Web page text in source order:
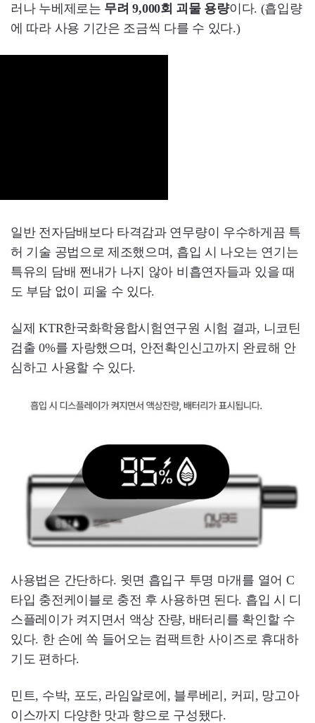
러나 누베제로는 무려 9,000회 괴물 용량이다. (흡입량
에 따라 사용 기간은 조금씩 다를 수 있다.)
일반 전자담배보다 타격감과 연무량이 우수하게끔 특
허 기술 공법으로 제조했으며, 흡입 시 나오는 연기는
특유의 담배 쩐내가 나지 않아 비흡연자들과 있을 때
도 부담 없이 피울 수 있다.
실제 KTR한국화학융합시험연구원 시험 결과, 니코틴
검출 0%를 자랑했으며, 안전확인신고까지 완료해 안
심하고 사용할 수 있다.
사용법은 간단하다. 윗면 흡입구 투명 마개를 열어 C
타입 충전케이블로 충전 후 사용하면 된다. 흡입 시 디
스플레이가 켜지면서 액상 잔량, 배터리를 확인할 수
있다. 한 손에 쏙 들어오는 컴팩트한 사이즈로 휴대하
기도 편하다.
민트, 수박, 포도, 라임알로에, 블루베리, 커피, 망고아
이스까지 다양한 맛과 향으로 구성됐다.